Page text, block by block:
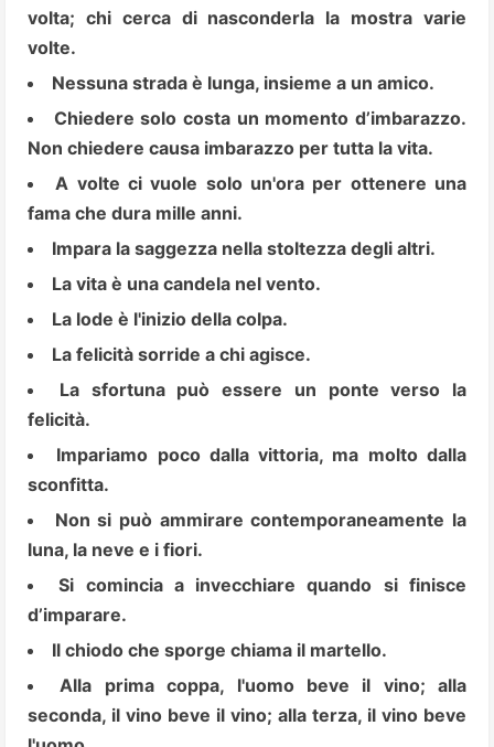
volta; chi cerca di nasconderla la mostra varie
volte.
Nessuna strada è lunga, insieme a un amico.
Chiedere solo costa un momento d’imbarazzo.
Non chiedere causa imbarazzo per tutta la vita.
A volte ci vuole solo un'ora per ottenere una
fama che dura mille anni.
Impara la saggezza nella stoltezza degli altri.
La vita è una candela nel vento.
La lode è l'inizio della colpa.
La felicità sorride a chi agisce.
La sfortuna può essere un ponte verso la
felicità.
Impariamo poco dalla vittoria, ma molto dalla
sconfitta.
Non si può ammirare contemporaneamente la
luna, la neve e i fiori.
Si comincia a invecchiare quando si finisce
d’imparare.
Il chiodo che sporge chiama il martello.
Alla prima coppa, l'uomo beve il vino; alla
seconda, il vino beve il vino; alla terza, il vino beve